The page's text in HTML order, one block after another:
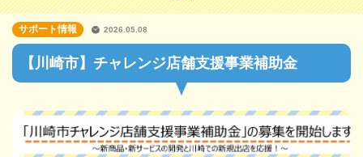
【川崎市】チャレンジ店舗支援事業補助金
サポート情報 2026.05.08